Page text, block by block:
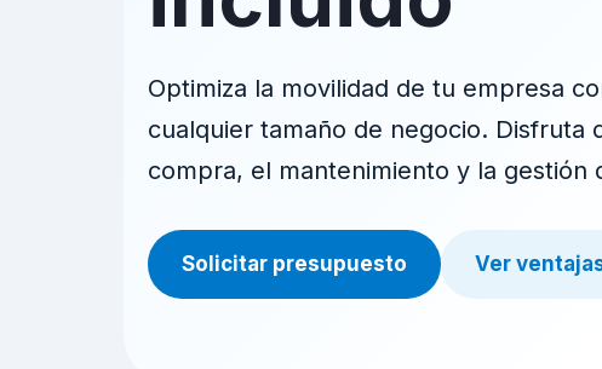
Optimiza la movilidad de tu empresa
cualquier tamaño de negocio. Disfruta
compra, el mantenimiento y la gestión
Solicitar presupuesto Ver